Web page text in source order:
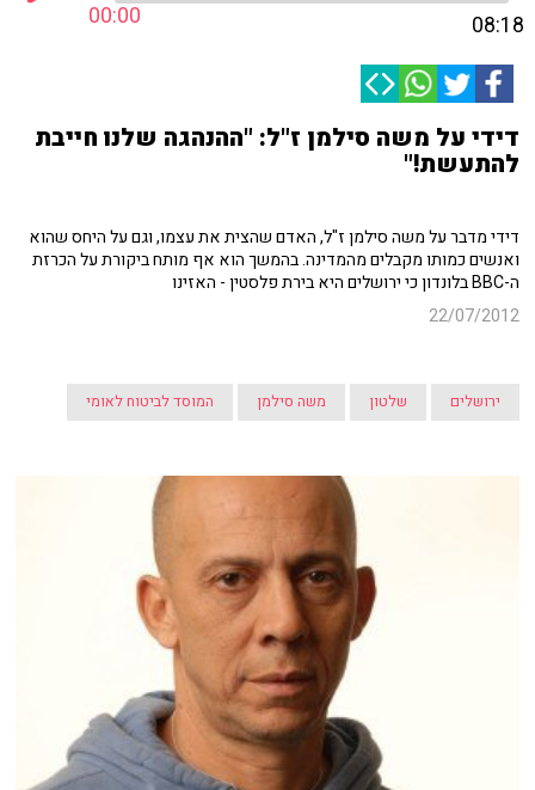
00:00 08:18
דידי על משה סילמן ז"ל: "ההנהגה שלנו חייבת
להתעשת!"
דידי מדבר על משה סילמן ז"ל, האדם שהצית את עצמו, וגם על היחס שהוא
ואנשים כמותו מקבלים מהמדינה. בהמשך הוא אף מותח ביקורת על הכרזת
ה-BBC בלונדון כי ירושלים היא בירת פלסטין - האזינו
22/07/2012
ירושלים שלטון משה סילמן המוסד לביטוח לאומי